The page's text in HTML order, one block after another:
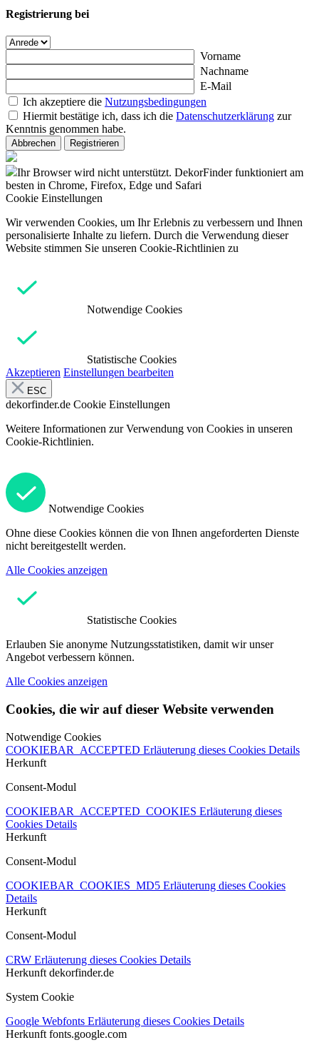
Registrierung bei
Vorname
Nachname
E-Mail
Ich akzeptiere die Nutzungsbedingungen
Hiermit bestätige ich, dass ich die Datenschutzerklärung zur
Kenntnis genommen habe.
Abbrechen Registrieren
Ihr Browser wird nicht unterstützt. DekorFinder funktioniert am
besten in Chrome, Firefox, Edge und Safari
Cookie Einstellungen
Wir verwenden Cookies, um Ihr Erlebnis zu verbessern und Ihnen
personalisierte Inhalte zu liefern. Durch die Verwendung dieser
Website stimmen Sie unseren Cookie-Richtlinien zu
Notwendige Cookies
Statistische Cookies
Akzeptieren Einstellungen bearbeiten
ESC
dekorfinder.de Cookie Einstellungen
Weitere Informationen zur Verwendung von Cookies in unseren
Cookie-Richtlinien.
Notwendige Cookies
Ohne diese Cookies können die von Ihnen angeforderten Dienste
nicht bereitgestellt werden.
Alle Cookies anzeigen
Statistische Cookies
Erlauben Sie anonyme Nutzungsstatistiken, damit wir unser
Angebot verbessern können.
Alle Cookies anzeigen
Cookies, die wir auf dieser Website verwenden
Notwendige Cookies
COOKIEBAR_ACCEPTED Erläuterung dieses Cookies Details
Herkunft
Consent-Modul
COOKIEBAR_ACCEPTED_COOKIES Erläuterung dieses
Cookies Details
Herkunft
Consent-Modul
COOKIEBAR_COOKIES_MD5 Erläuterung dieses Cookies
Details
Herkunft
Consent-Modul
CRW Erläuterung dieses Cookies Details
Herkunft dekorfinder.de
System Cookie
Google Webfonts Erläuterung dieses Cookies Details
Herkunft fonts.google.com